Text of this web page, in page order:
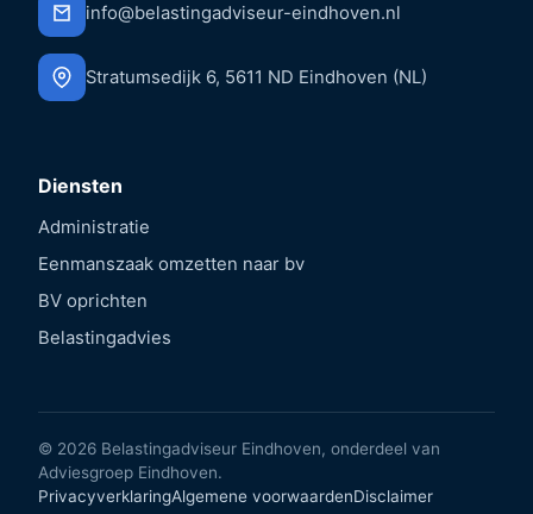
info@belastingadviseur-eindhoven.nl
Stratumsedijk 6, 5611 ND Eindhoven (NL)
Diensten
Administratie
Eenmanszaak omzetten naar bv
BV oprichten
Belastingadvies
© 2026 Belastingadviseur Eindhoven, onderdeel van
Adviesgroep Eindhoven.
PrivacyverklaringAlgemene voorwaardenDisclaimer